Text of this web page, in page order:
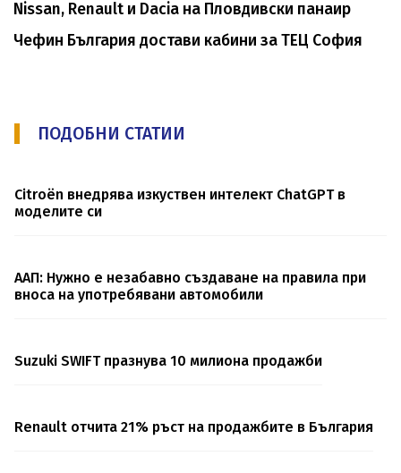
Nissan, Renault и Dacia на Пловдивски панаир
Чефин България достави кабини за ТЕЦ София
ПОДОБНИ СТАТИИ
Citroën внедрява изкуствен интелект ChatGPT в
моделите си
ААП: Нужно е незабавно създаване на правила при
вноса на употребявани автомобили
Suzuki SWIFT празнува 10 милиона продажби
Renault отчита 21% ръст на продажбите в България